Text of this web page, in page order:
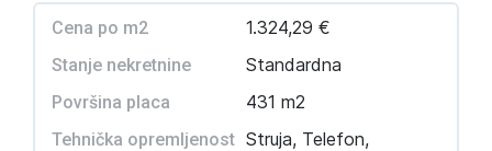
Cena po m2 1.324,29 €
Stanje nekretnine Standardna
Površina placa 431 m2
Tehnička opremljenost Struja, Telefon,